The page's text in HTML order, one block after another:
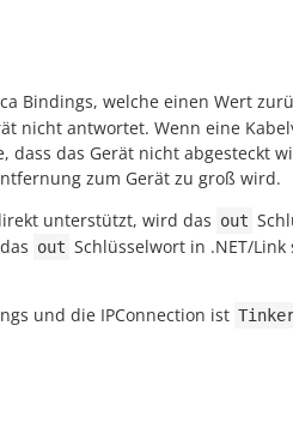
Bindings, welche einen Wert
nicht antwortet. Wenn eine
dass das Gerät nicht abgesteckt
zum Gerät zu groß wird.
unterstützt, wird das out
out Schlüsselwort in .NET/
und die IPConnection ist